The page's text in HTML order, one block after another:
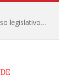
Câmara Municipal informa calendário de recesso legislativo de julho